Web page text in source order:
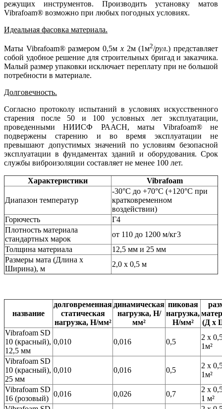
режущих инструментов. Производить установку матов
Vibrafoam® возможно при любых погодных условиях.
Идеальная фасовка материала.
Маты Vibrafoam® размером 0,5м х2м (1м2/рул.) представляет
собой удобное решение для строительных бригад и заказчика.
Малый размер упаковки исключает переплату при не большой
потребности в материале.
Долговечность.
Согласно протоколу испытаний в условиях искусственного
старения после 50 и 100 условных лет эксплуатации,
проведенными НИИСФ РААСН, маты Vibrafoam® не
подвержены старению и во время эксплуатации не
превышают допустимых значений по условиям безопасной
эксплуатации в фундаментах зданий и оборудования. Срок
службы виброизоляции составляет не менее 100 лет.
Характеристики Vibrafoam
Диапазон температур
-30°С до +70°С (+120°С при
кратковременном
воздействии)
Горючесть
Г4
Плотность материала
стандартных марок
от 110 до 1200 м/кг3
Толщина материала
12,5 мм и 25 мм
Размеры мата (Длина х
Ширина), м
2,0 х 0,5 м
название
долговременная
статическая
нагрузка, Н/мм²
динамическая
нагрузка, Н/
мм²
пиковая
нагрузка,
Н/мм²
(Д х
Vibrafoam SD
10 (красный),
12,5 мм
0,010 0,016 0,5
2 х
1м²
Vibrafoam SD
10 (красный),
25 мм
0,010 0,016 0,5
2 х
1м²
Vibrafoam SD
16 (розовый)
0,016 0,026 0,7
2 х
1 м²